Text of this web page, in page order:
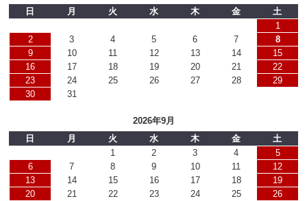
日
月 火 水 木 金
土
1
2
3 4 5 6 7
8
9
10 11 12 13 14
15
16
17 18 19 20 21
22
23
24 25 26 27 28
29
30
31
2026年9月
日
月 火 水 木 金
土
1
2 3 4
5
6
7 8 9 10 11
12
13
14 15 16 17 18
19
20
21 22 23 24 25
26